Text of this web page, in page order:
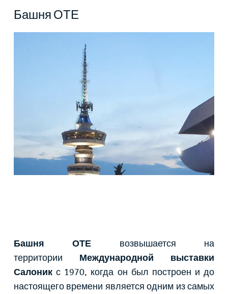
Башня ОТЕ
Башня ОТЕ возвышается на
территории Международной выставки
Салоникс 1970, когда он был построен и до
настоящего времени является одним из самых